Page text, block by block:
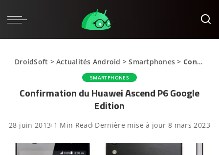
DroidSoft >Actualités Android >Smartphones > Confirmation du Huawei Ascend P6 Google Edition
SMARTPHONES
Confirmation du Huawei Ascend P6 Google
Edition
28 juin 2013 1 Min Read Dernière mise à jour 8 mars 2023